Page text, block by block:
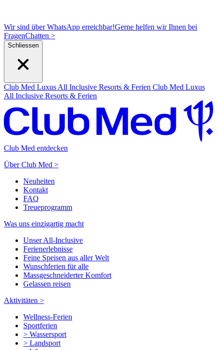
Wir sind über WhatsApp erreichbar!Gerne helfen wir Ihnen bei
FragenChatten >
Schliessen
Club Med Luxus All Inclusive Resorts & Ferien Club Med Luxus
All Inclusive Resorts & Ferien
Club Med entdecken
Über Club Med >
Neuheiten
Kontakt
FAQ
Treueprogramm
Was uns einzigartig macht
Unser All-Inclusive
Ferienerlebnisse
Feine Speisen aus aller Welt
Wunschferien für alle
Massgeschneiderter Komfort
Gelassen reisen
Aktivitäten >
Wellness-Ferien
Sportferien
> Wassersport
> Landsport